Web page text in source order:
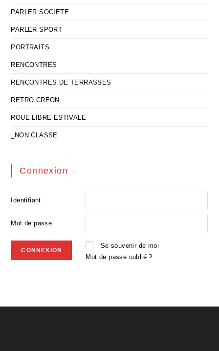
PARLER SOCIETE
PARLER SPORT
PORTRAITS
RENCONTRES
RENCONTRES DE TERRASSES
RETRO CREON
ROUE LIBRE ESTIVALE
_NON CLASSE
Connexion
Identifiant
Mot de passe
Se souvenir de moi
Mot de passe oublié ?